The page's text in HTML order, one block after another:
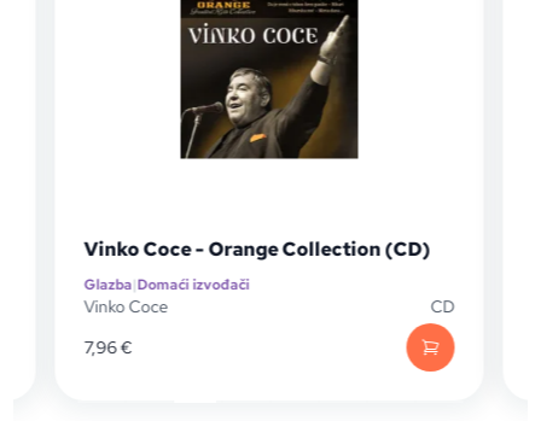
Vinko Coce - Orange Collection (CD)
Glazba|Domaći izvođači
Vinko Coce
CD
7,96€